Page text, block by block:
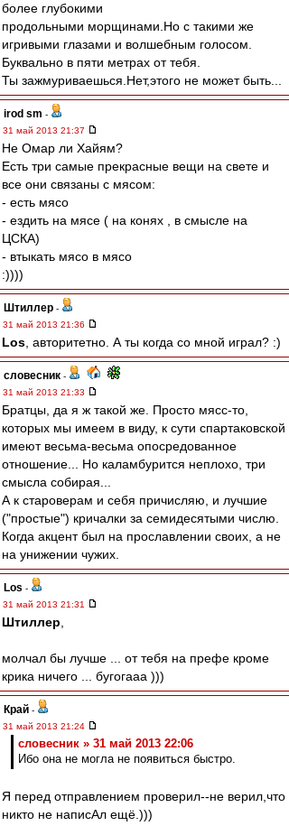
более глубокими
продольными морщинами.Но с такими же
игривыми глазами и волшебным голосом.
Буквально в пяти метрах от тебя.
Ты зажмуриваешься.Нет,этого не может быть...
irod sm -
31 май 2013 21:37
Не Омар ли Хайям?
Есть три самые прекрасные вещи на свете и
все они связаны с мясом:
- есть мясо
- ездить на мясе ( на конях , в смысле на
ЦСКА)
- втыкать мясо в мясо
:))))
Штиллер -
31 май 2013 21:36
Los , авторитетно. А ты когда со мной играл? :)
словесник -
31 май 2013 21:33
Братцы, да я ж такой же. Просто мясс-то,
которых мы имеем в виду, к сути спартаковской
имеют весьма-весьма опосредованное
отношение... Но каламбурится неплохо, три
смысла собирая...
А к староверам и себя причисляю, и лучшие
("простые") кричалки за семидесятыми числю.
Когда акцент был на прославлении своих, а не
на унижении чужих.
Los -
31 май 2013 21:31
Штиллер
молчал бы лучше ... от тебя на префе кроме
крика ничего ... бугогааа )))
Край -
31 май 2013 21:24
словесник » 31 май 2013 22:06
Ибо она не могла не появиться быстро.
Я перед отправлением проверил--не верил,что
никто не написАл ещё.)))